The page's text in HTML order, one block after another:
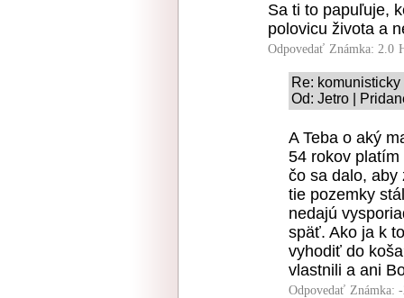
Sa ti to papuľuje,
polovicu života a
Odpovedať Známka: 2.0
Re: komunisticky
Od: Jetro |
A Teba o aký
54 rokov
čo sa dalo, aby
tie pozemky
nedajú
späť. Ako ja k
vyhodiť do
vlastnili a ani
Odpovedať Známka: